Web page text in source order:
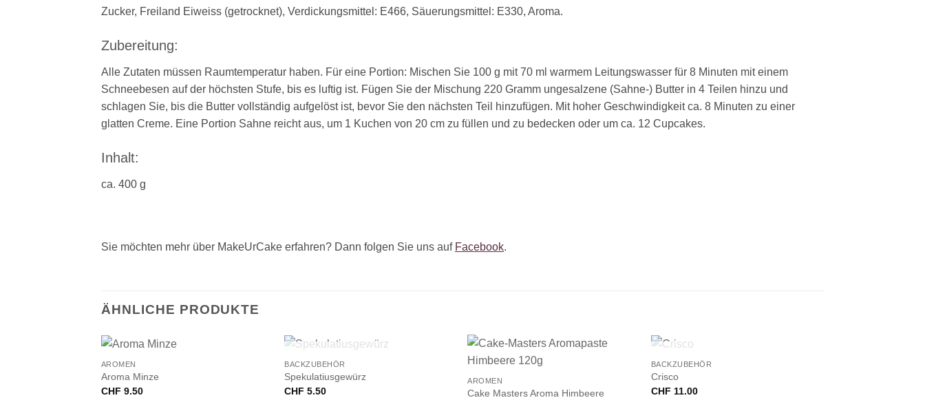
Zucker, Freiland Eiweiss (getrocknet), Verdickungsmittel: E466, Säuerungsmittel: E330, Aroma.
Zubereitung:
Alle Zutaten müssen Raumtemperatur haben. Für eine Portion: Mischen Sie 100 g mit 70 ml warmem Leitungswasser für 8 Minuten mit einem
Schneebesen auf der höchsten Stufe, bis es luftig ist. Fügen Sie der Mischung 220 Gramm ungesalzene (Sahne-) Butter in 4 Teilen hinzu und
schlagen Sie, bis die Butter vollständig aufgelöst ist, bevor Sie den nächsten Teil hinzufügen. Mit hoher Geschwindigkeit ca. 8 Minuten zu einer
glatten Creme. Eine Portion Sahne reicht aus, um 1 Kuchen von 20 cm zu füllen und zu bedecken oder um ca. 12 Cupcakes.
Inhalt:
ca. 400 g
Sie möchten mehr über MakeUrCake erfahren? Dann folgen Sie uns auf Facebook.
ÄHNLICHE PRODUKTE
AROMEN
Aroma Minze
CHF 9.50
+
NICHT VORRÄTIG
BACKZUBEHÖR
Spekulatiusgewürz
CHF 5.50
+
AROMEN
Cake Masters Aroma Himbeere
+
NICHT VORRÄTIG
BACKZUBEHÖR
Crisco
CHF 11.00